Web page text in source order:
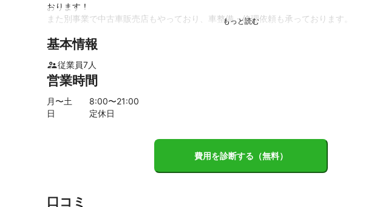
おります！
また別事業で中古車販売店もやっており、車整備・修理依頼も承っております。
幅広い仕事に対応可能ですので、何かお困りごとがある際はぜひ一度ご相談ください。
前提知識に関わらず誰にでもわかりやすい説明で、お客様のニーズに合わせた最適なご
と思っております。
ミツモアのチャットよりお問い合わせが可能となっております。
ご不明点などありましたら、遠慮なくご相談ください。
基本情報
従業員7人
営業時間
月〜土 8:00〜21:00
日
定休日
費用を診断する（無料）
口コミ